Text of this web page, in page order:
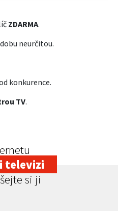
ZDARMA.
neurčitou.
konkurence.
TV.
televizi
si ji